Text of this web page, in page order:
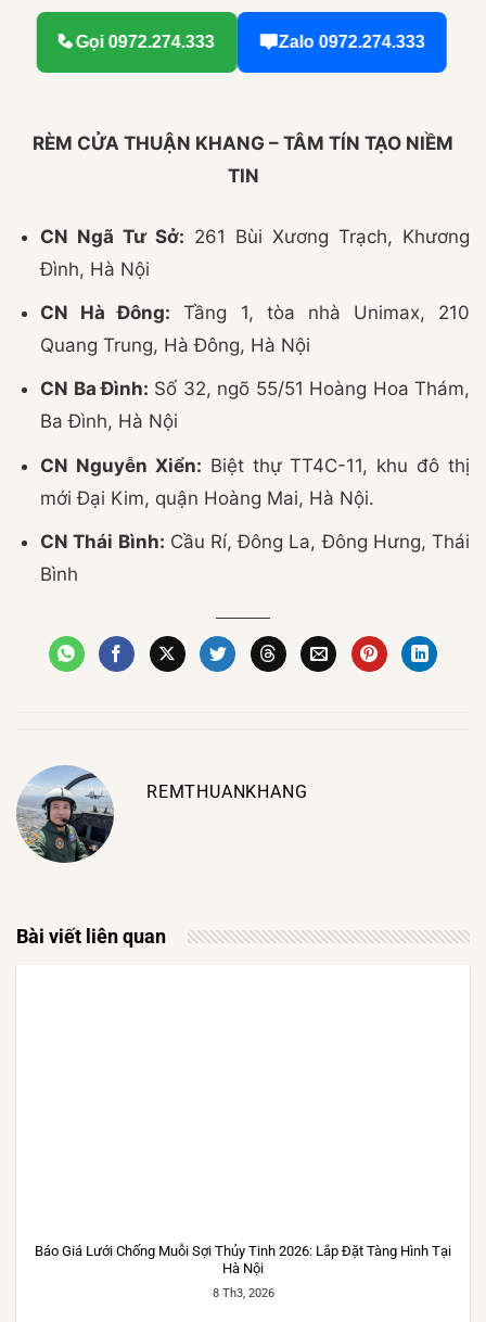
Gọi 0972.274.333 Zalo 0972.274.333
RÈM CỬA THUẬN KHANG – TÂM TÍN TẠO NIỀM
TIN
CN Ngã Tư Sở: 261 Bùi Xương Trạch, Khương
Đình, Hà Nội
CN Hà Đông: Tầng 1, tòa nhà Unimax, 210
Quang Trung, Hà Đông, Hà Nội
CN Ba Đình: Số 32, ngõ 55/51 Hoàng Hoa Thám,
Ba Đình, Hà Nội
CN Nguyễn Xiển: Biệt thự TT4C-11, khu đô thị
mới Đại Kim, quận Hoàng Mai, Hà Nội.
CN Thái Bình: Cầu Rí, Đông La, Đông Hưng, Thái
Bình
REMTHUANKHANG
Bài viết liên quan
Báo Giá Lưới Chống Muỗi Sợi Thủy Tinh 2026: Lắp Đặt Tàng Hình Tại
Hà Nội
8 Th3, 2026